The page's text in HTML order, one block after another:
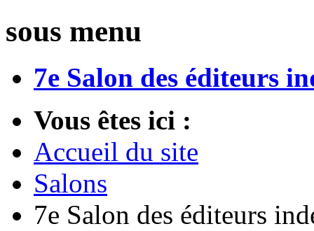
sous menu
7e Salon des éditeurs
Vous êtes ici :
Accueil du site
Salons
7e Salon des éditeurs